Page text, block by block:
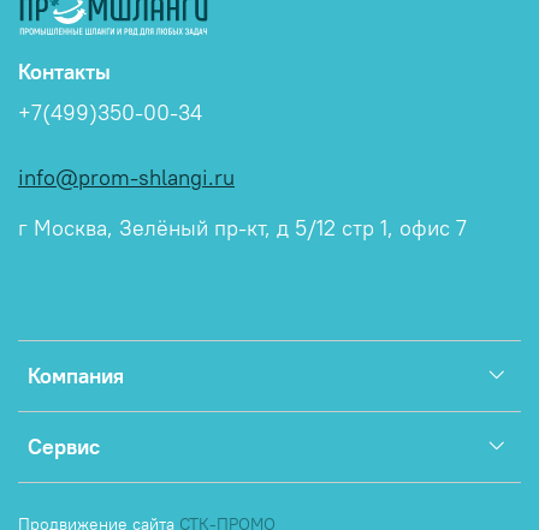
Компания
Сервис
Контакты
+7(499)350-00-34
info@prom-shlangi.ru
г Москва, Зелёный пр-кт, д 5/12 стр 1, офис 7
Продвижение сайта СТК-ПРОМО